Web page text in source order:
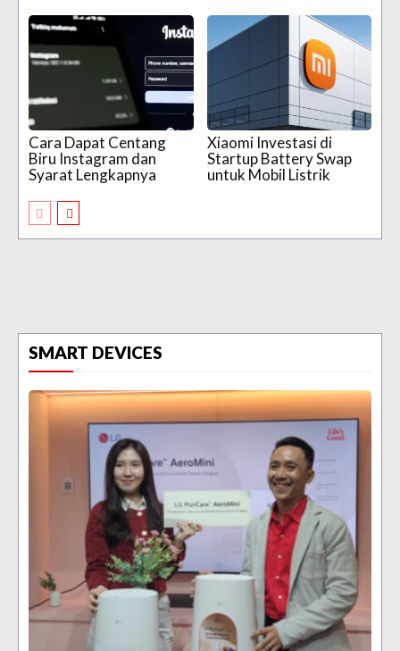
Cara Dapat Centang
Biru Instagram dan
Syarat Lengkapnya
Xiaomi Investasi di
Startup Battery Swap
untuk Mobil Listrik
SMART DEVICES